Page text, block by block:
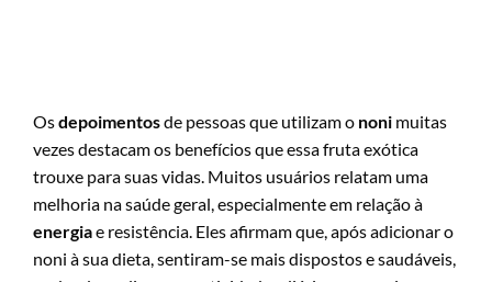
Osdepoimentosde pessoas que utilizam o noni muitas
vezes destacam os benefícios que essa fruta exótica
trouxe para suas vidas. Muitos usuários relatam uma
melhoria na saúde geral, especialmente em relação à
energiae resistência. Eles afirmam que, após adicionar o
noni à sua dieta, sentiram-se mais dispostos e saudáveis,